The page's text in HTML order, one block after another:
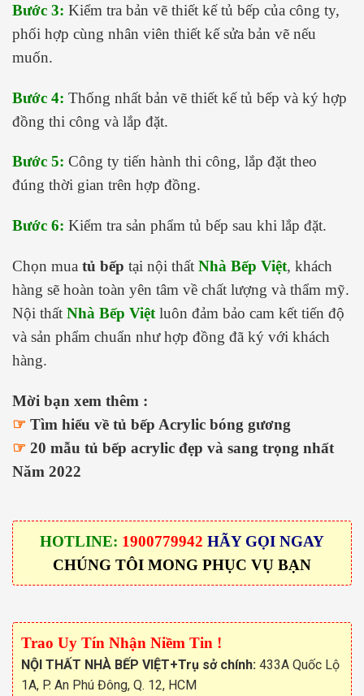
Bước 3: Kiểm tra bản vẽ thiết kế tủ bếp của công ty,
phối hợp cùng nhân viên thiết kế sửa bản vẽ nếu
muốn.
Bước 4: Thống nhất bản vẽ thiết kế tủ bếp và ký hợp
đồng thi công và lắp đặt.
Bước 5: Công ty tiến hành thi công, lắp đặt theo
đúng thời gian trên hợp đồng.
Bước 6: Kiểm tra sản phẩm tủ bếp sau khi lắp đặt.
Chọn mua tủ bếp tại nội thất Nhà Bếp Việt, khách
hàng sẽ hoàn toàn yên tâm về chất lượng và thẩm mỹ.
Nội thất Nhà Bếp Việt luôn đảm bảo cam kết tiến độ
và sản phẩm chuẩn như hợp đồng đã ký với khách
hàng.
Mời bạn xem thêm :
☞ Tìm hiểu về tủ bếp Acrylic bóng gương
☞ 20 mẫu tủ bếp acrylic đẹp và sang trọng nhất
Năm 2022
HOTLINE: 1900779942 HÃY GỌI NGAY
CHÚNG TÔI MONG PHỤC VỤ BẠN
Trao Uy Tín Nhận Niềm Tin !
NỘI THẤT NHÀ BẾP VIỆT+Trụ sở chính: 433A Quốc Lộ
1A, P. An Phú Đông, Q. 12, HCM